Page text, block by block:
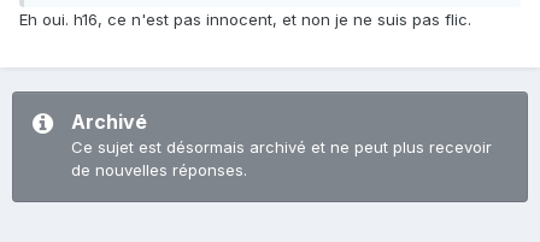
Eh oui. h16, ce n'est pas innocent, et non je ne suis pas flic.
Archivé
Ce sujet est désormais archivé et ne peut plus recevoir
de nouvelles réponses.